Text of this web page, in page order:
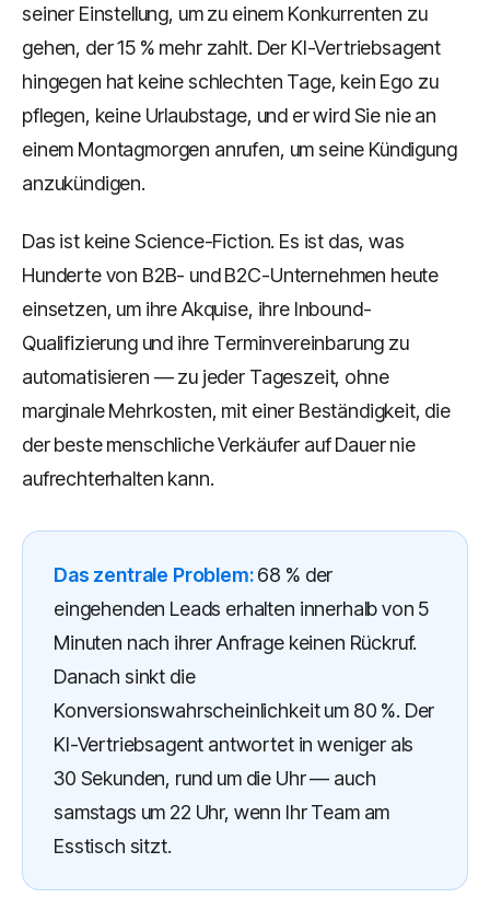
seiner Einstellung, um zu einem Konkurrenten zu
gehen, der 15 % mehr zahlt. Der KI-Vertriebsagent
hingegen hat keine schlechten Tage, kein Ego zu
pflegen, keine Urlaubstage, und er wird Sie nie an
einem Montagmorgen anrufen, um seine Kündigung
anzukündigen.
Das ist keine Science-Fiction. Es ist das, was
Hunderte von B2B- und B2C-Unternehmen heute
einsetzen, um ihre Akquise, ihre Inbound-
Qualifizierung und ihre Terminvereinbarung zu
automatisieren — zu jeder Tageszeit, ohne
marginale Mehrkosten, mit einer Beständigkeit, die
der beste menschliche Verkäufer auf Dauer nie
aufrechterhalten kann.
Das zentrale Problem:68 % der
eingehenden Leads erhalten innerhalb von 5
Minuten nach ihrer Anfrage keinen Rückruf.
Danach sinkt die
Konversionswahrscheinlichkeit um 80 %. Der
KI-Vertriebsagent antwortet in weniger als
30 Sekunden, rund um die Uhr — auch
samstags um 22 Uhr, wenn Ihr Team am
Esstisch sitzt.